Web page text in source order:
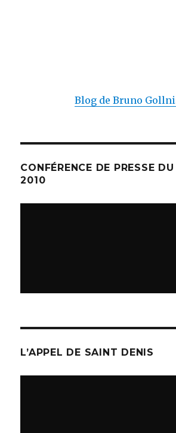
Blog de Bruno
CONFÉRENCE DE PRESSE
2010
L’APPEL DE SAINT DENIS